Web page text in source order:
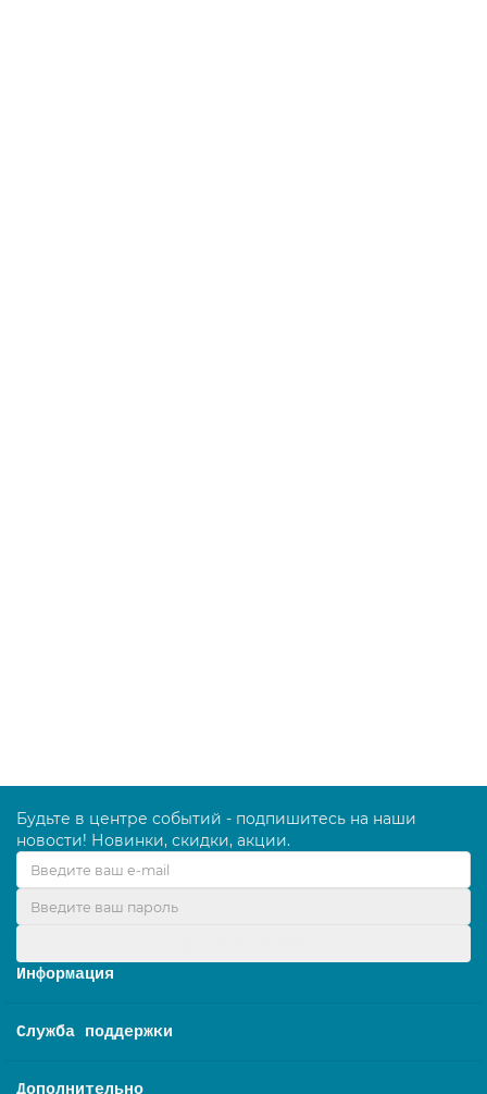
Будьте в центре событий - подпишитесь на наши
новости! Новинки, скидки, акции.
Информация
Служба поддержки
Дополнительно